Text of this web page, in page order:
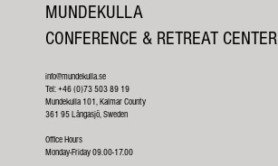
MUNDEKULLA
CONFERENCE & RETREAT CENTER
info@mundekulla.se
Tel: +46 (0)73 503 89 19
Mundekulla 101, Kalmar County
361 95 Långasjö, Sweden
Office Hours
Monday-Friday 09.00-17.00